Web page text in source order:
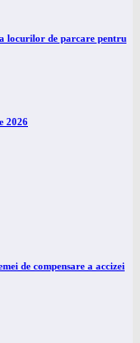
locurilor de parcare pentru
2026
de compensare a accizei